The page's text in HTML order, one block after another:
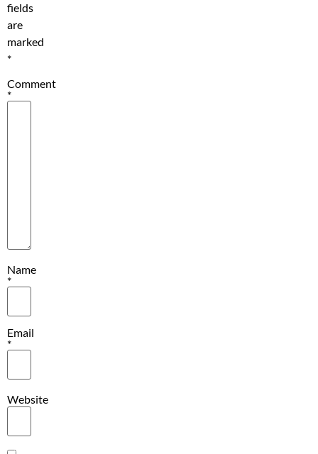
fields
are
marked
*
Comment
*
Name
*
Email
*
Website